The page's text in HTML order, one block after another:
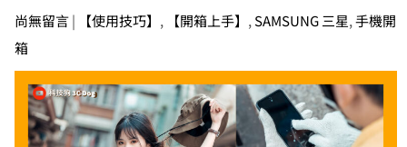
尚無留言| 【使用技巧】 , 【開箱上手】 , SAMSUNG 三星,手機開
箱